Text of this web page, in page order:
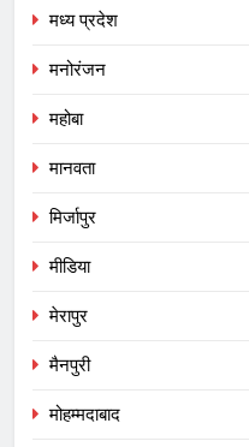
मध्य प्रदेश
मनोरंजन
महोबा
मानवता
मिर्जापुर
मीडिया
मेरापुर
मैनपुरी
मोहम्मदाबाद